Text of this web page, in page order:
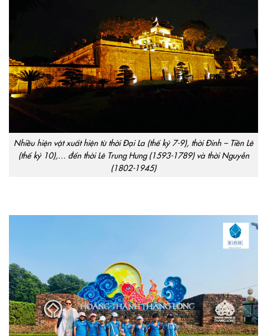
Nhiều hiện vật xuất hiện từ thời Đại La (thế kỷ 7-9), thời Đinh – Tiền Lê
(thế kỷ 10),… đến thời Lê Trung Hưng (1593-1789) và thời Nguyễn
(1802-1945)